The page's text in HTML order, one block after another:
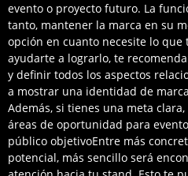
evento o proyecto futuro. La
tanto, mantener la marca en su
opción en cuanto necesite lo que
ayudarte a lograrlo, te
y definir todos los aspectos
a mostrar una identidad de
Además, si tienes una meta
áreas de oportunidad para
público objetivoEntre más
potencial, más sencillo será